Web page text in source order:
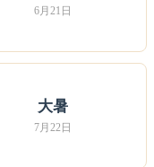
6月21日
大暑
7月22日